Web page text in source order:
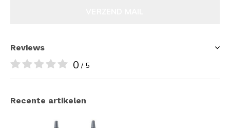
Reviews
0 / 5
Recente artikelen